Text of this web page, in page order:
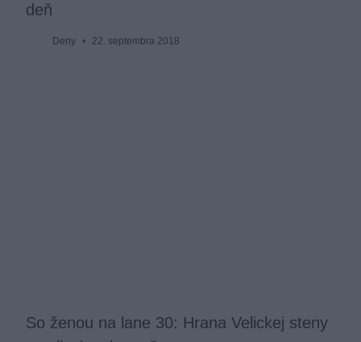
deň
Deny 22. septembra 2018
So ženou na lane 30: Hrana Velickej steny